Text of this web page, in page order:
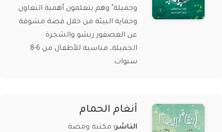
وجميلة" وهم يتعلمون أهمية التعاون
وحماية البيئة من خلال قصة مشوقة
عن العصفور ريشو والشجرة
الجميلة، مناسبة للأطفال من 6-8
سنوات.
أنغام الحمام
الناشر: مكتبة ومضة